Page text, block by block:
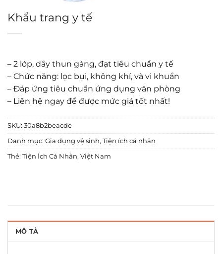
Khẩu trang y tế
– 2 lớp, dây thun gàng, đạt tiêu chuẩn y tế
– Chức năng: lọc bụi, không khí, và vi khuẩn
– Đáp ứng tiêu chuẩn ứng dụng văn phòng
– Liên hệ ngay để được mức giá tốt nhất!
SKU: 30a8b2beacde
Danh mục: Gia dụng vệ sinh, Tiện ích cá nhân
Thẻ: Tiện Ích Cá Nhân, Việt Nam
MÔ TẢ